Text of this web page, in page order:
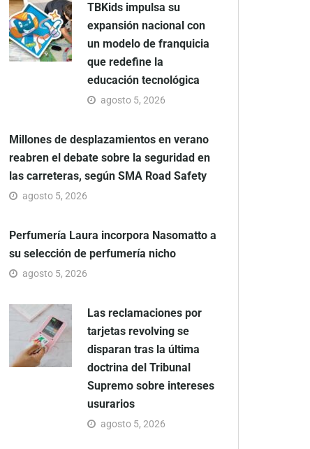
TBKids impulsa su
expansión nacional con
un modelo de franquicia
que redefine la
educación tecnológica
agosto 5, 2026
Millones de desplazamientos en verano
reabren el debate sobre la seguridad en
las carreteras, según SMA Road Safety
agosto 5, 2026
Perfumería Laura incorpora Nasomatto a
su selección de perfumería nicho
agosto 5, 2026
Las reclamaciones por
tarjetas revolving se
disparan tras la última
doctrina del Tribunal
Supremo sobre intereses
usurarios
agosto 5, 2026